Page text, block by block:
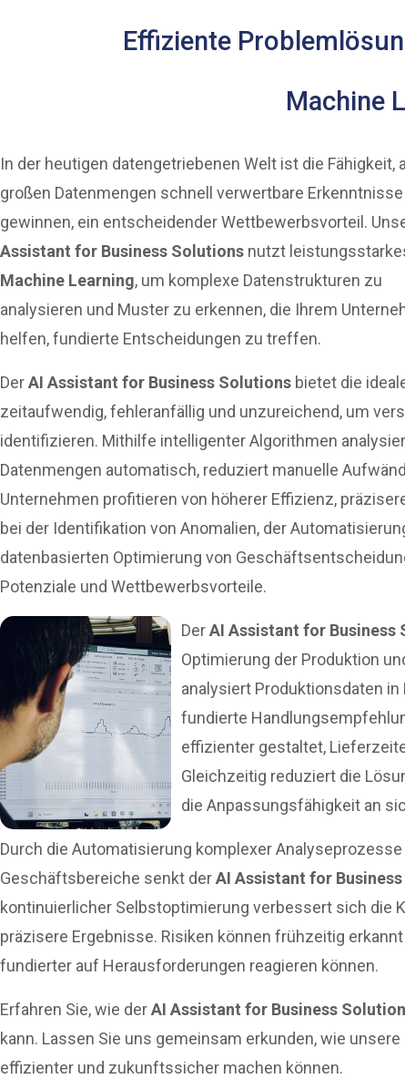
Effiziente
Machine
In der heutigen datengetriebenen Welt ist die Fähigkeit,
großen Datenmengen schnell verwertbare
gewinnen, ein entscheidender Wettbewerbsvorteil.
Assistant for Business Solutions nutzt
Machine Learning, um komplexe Datenstrukturen zu
analysieren und Muster zu erkennen, die Ihrem
helfen, fundierte Entscheidungen zu treffen.
DerAI Assistant for Business Solutions bietet die
zeitaufwendig, fehleranfällig und unzureichend, um
identifizieren. Mithilfe intelligenter Algorithmen
Datenmengen automatisch, reduziert manuelle
Unternehmen profitieren von höherer Effizienz,
bei der Identifikation von Anomalien, der
datenbasierten Optimierung von
Potenziale und Wettbewerbsvorteile.
DerAI Assistant for Business
Optimierung der Produktion
analysiert Produktionsdaten
fundierte
effizienter gestaltet,
Gleichzeitig reduziert die
die Anpassungsfähigkeit an
Durch die Automatisierung komplexer
Geschäftsbereiche senkt derAI Assistant for
kontinuierlicher Selbstoptimierung verbessert sich die
präzisere Ergebnisse. Risiken können frühzeitig
fundierter auf Herausforderungen reagieren können.
Erfahren Sie, wie derAI Assistant for Business
kann. Lassen Sie uns gemeinsam erkunden, wie
effizienter und zukunftssicher machen können.